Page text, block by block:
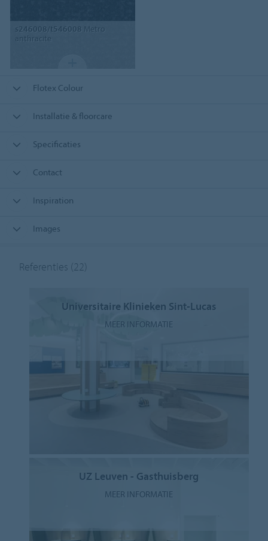
s246008/t546008 Metro
anthracite
Flotex Colour
Installatie & floorcare
Specificaties
Contact
Inspiration
Images
Referenties (22)
Universitaire Klinieken Sint-Lucas
MEER INFORMATIE
UZ Leuven - Gasthuisberg
MEER INFORMATIE